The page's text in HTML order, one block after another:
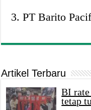
3. PT Barito
Artikel Terbaru
BI
tetap